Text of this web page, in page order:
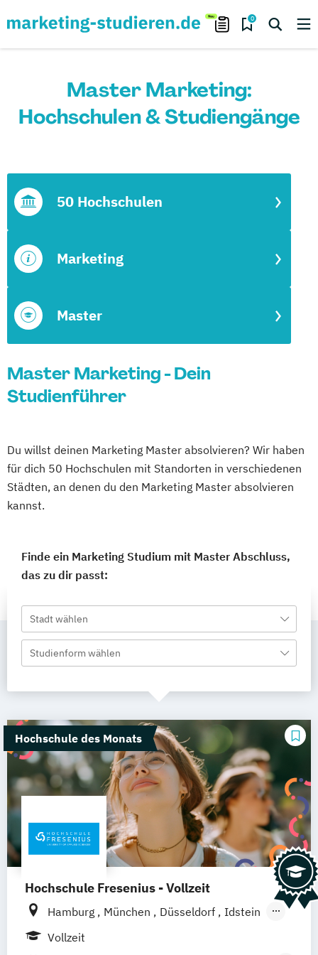
0
Master Marketing:
Hochschulen & Studiengänge
Master
Marketing
50 Hochschulen
Master Marketing - Dein
Studienführer
Du willst deinen Marketing Master absolvieren? Wir haben
für dich 50 Hochschulen mit Standorten in verschiedenen
Städten, an denen du den Marketing Master absolvieren
kannst.
Finde ein Marketing Studium mit Master Abschluss,
das zu dir passt:
Stadt wählen
Studienform wählen
Hochschule des Monats
Hochschule Fresenius - Vollzeit
Hamburg München Düsseldorf
Idstein
Berlin
Vollzeit